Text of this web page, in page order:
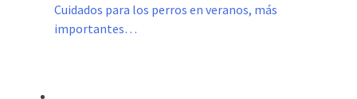
Cuidados para los perros en veranos, más
importantes…